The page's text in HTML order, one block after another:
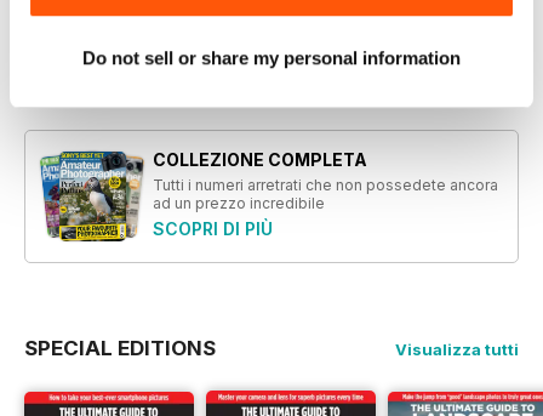
Do not sell or share my personal information
Photographer
COLLEZIONE COMPLETA
Tutti i numeri arretrati che non possedete ancora
ad un prezzo incredibile
SCOPRI DI PIÙ
SPECIAL EDITIONS Visualizza tutti